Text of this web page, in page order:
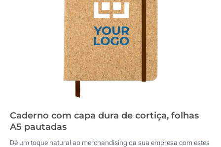
Caderno com capa dura de cortiça, folhas
A5 pautadas
Dê um toque natural ao merchandising da sua empresa com estes